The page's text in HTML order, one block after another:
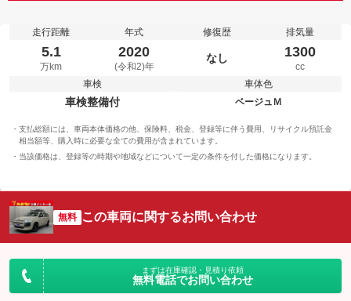
走行距離
5.1
万km
年式
2020
(令和2)年
修復歴
なし
排気量
1300
cc
車検
車検整備付
車体色
ベージュＭ
支払総額には、車両本体価格の他、保険料、税金、登録等に伴う費用、リサイクル預託金
相当額等、購入時に必要な全ての費用が含まれています。
当該価格は、登録等の時期や地域などについて一定の条件を付した価格になります。
無料 この車両に関するお問い合わせ
まずは在庫確認・見積り依頼
無料電話でお問い合わせ